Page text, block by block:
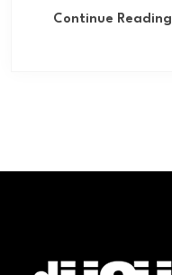
Continue Reading